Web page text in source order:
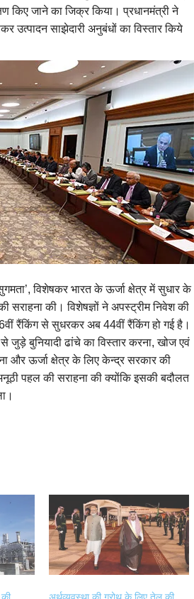
किए जाने का जिक्र किया। प्रधानमंत्री ने
उत्पादन साझेदारी अनुबंधों का विस्तार किये
विशेषकर भारत के ऊर्जा क्षेत्र में सुधार के
सराहना की। विशेषज्ञों ने अपस्ट्रीम निवेश की
रैंकिंग से सुधरकर अब 44वीं रैंकिंग हो गई है।
जुड़े बुनियादी ढांचे का विस्तार करना, खोज एवं
और ऊर्जा क्षेत्र के लिए केन्द्र सरकार की
पहल की सराहना की क्योंकि इसकी बदौलत